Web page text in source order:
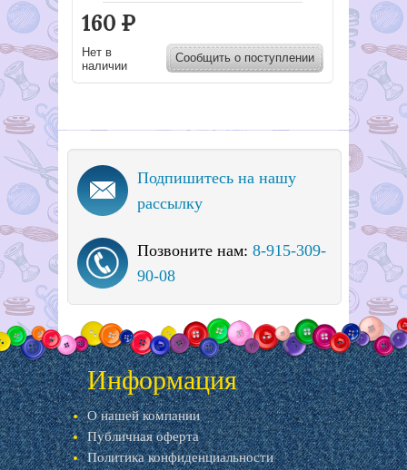
160 Р
Нет в
наличии
Сообщить о поступлении
Подпишитесь на нашу
рассылку
Позвоните нам: 8-915-309-
90-08
Информация
О нашей компании
Публичная оферта
Политика конфиденциальности